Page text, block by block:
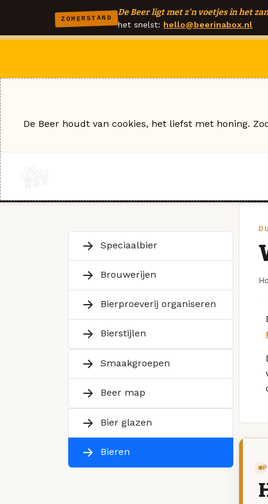
ZOMERSTAND
De Beer ligt met z'n voetjes in het
het snelst: hello@beerinabox.nl
Speciaalbier
Brouwerijen
Bierproeverij organiseren
Bierstijlen
Smaakgroepen
Beer map
Bier glazen
Bieren
De Beer houdt van cookies, het liefst met honing.